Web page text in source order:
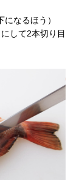
なるほう）
して2本切り目